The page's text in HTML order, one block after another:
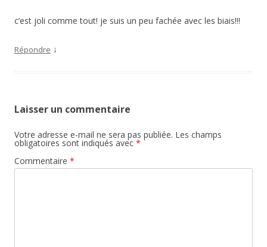
c’est joli comme tout! je suis un peu fachée avec les biais!!!
Répondre ↓
Laisser un commentaire
Votre adresse e-mail ne sera pas publiée. Les champs
obligatoires sont indiqués avec *
Commentaire *